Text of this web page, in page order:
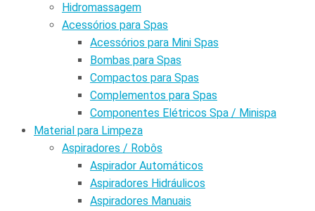
Hidromassagem
Acessórios para Spas
Acessórios para Mini Spas
Bombas para Spas
Compactos para Spas
Complementos para Spas
Componentes Elétricos Spa / Minispa
Material para Limpeza
Aspiradores / Robôs
Aspirador Automáticos
Aspiradores Hidráulicos
Aspiradores Manuais